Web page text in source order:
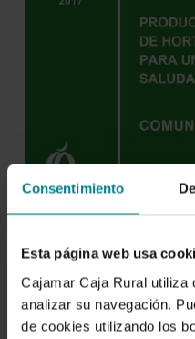
Consentimiento
Esta página web usa
Cajamar Caja Rural utiliza
analizar su navegación.
de cookies utilizando los
Descargar